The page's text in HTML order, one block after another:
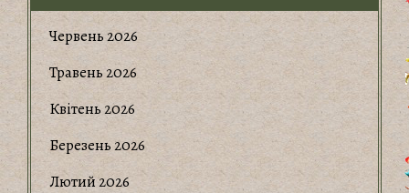
Червень 2026
Травень 2026
Квітень 2026
Березень 2026
Лютий 2026